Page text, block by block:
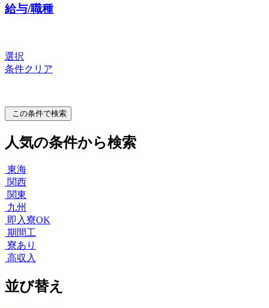
給与/職種
選択
条件クリア
この条件で検索
人気の条件から検索
東海
関西
関東
九州
即入寮OK
期間工
寮あり
高収入
並び替え